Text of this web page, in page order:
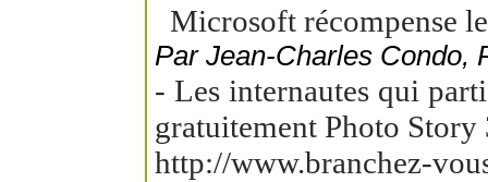
Microsoft récompense
Par Jean-Charles Condo,
- Les internautes qui
gratuitement Photo Story
http://www.branchez-